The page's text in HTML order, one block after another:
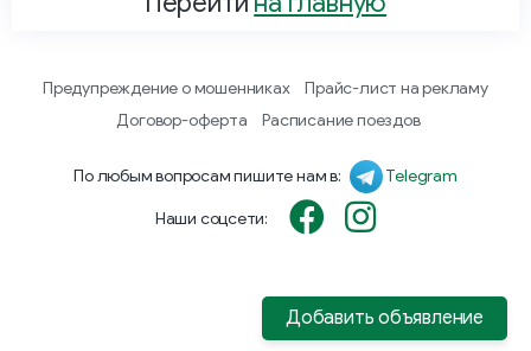
Предупреждение о мошенниках
Прайс-лист на рекламу
Договор-оферта
Расписание поездов
По любым вопросам пишите нам в: Telegram
Наши соцсети:
Добавить объявление